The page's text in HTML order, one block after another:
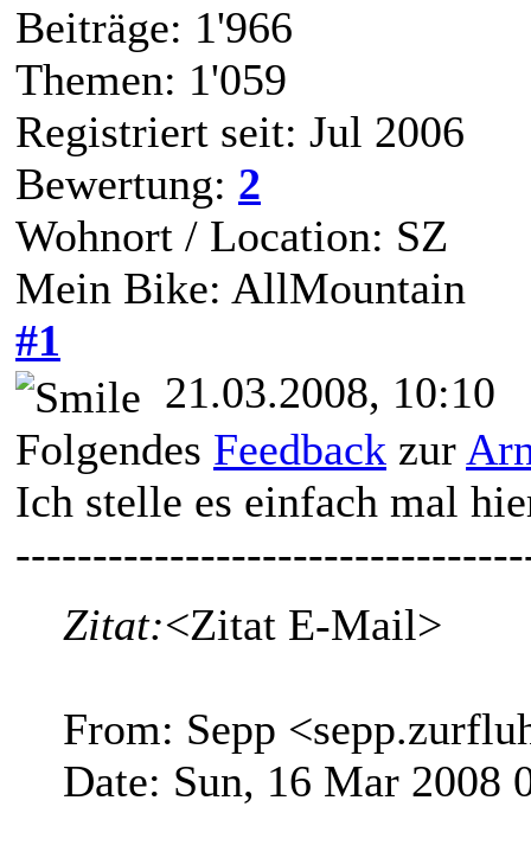
Beiträge: 1'966
Themen: 1'059
Registriert seit: Jul 2006
Bewertung: 2
Wohnort / Location: SZ
Mein Bike: AllMountain
#1
21.03.2008, 10:10
Folgendes Feedback zur
Ich stelle es einfach mal
Zitat:<Zitat E-Mail>
From: Sepp
Date: Sun, 16 Mar 2008